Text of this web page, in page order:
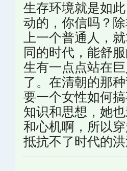
生存环境就是如
动的，你信吗？
上一个普通人，
同的时代，能舒
生有一点点站在
了。在清朝的那
要一个女性如何
知识和思想，她
和心机啊，所以
抵抗不了时代的